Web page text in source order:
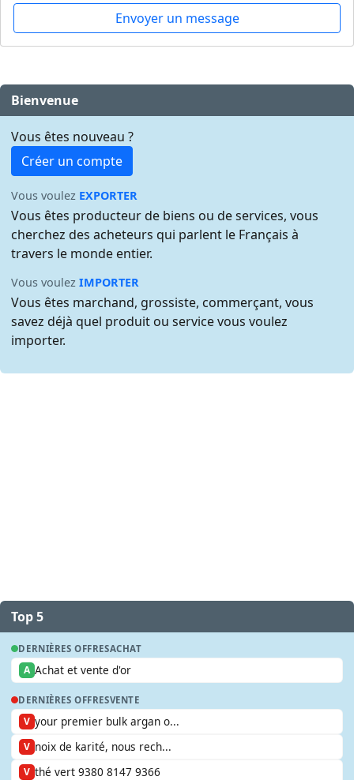
Envoyer un message
Bienvenue
Vous êtes nouveau ?
Créer un compte
Vous voulez EXPORTER
Vous êtes producteur de biens ou de services, vous
cherchez des acheteurs qui parlent le Français à
travers le monde entier.
Vous voulezIMPORTER
Vous êtes marchand, grossiste, commerçant, vous
savez déjà quel produit ou service vous voulez
importer.
Top 5
DERNIÈRES OFFRESACHAT
A Achat et vente d'or
DERNIÈRES OFFRESVENTE
V your premier bulk argan o...
V noix de karité, nous rech...
V thé vert 9380 8147 9366